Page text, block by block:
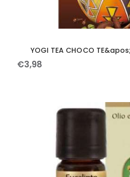
YOGI TEA CHOCO
€3,98